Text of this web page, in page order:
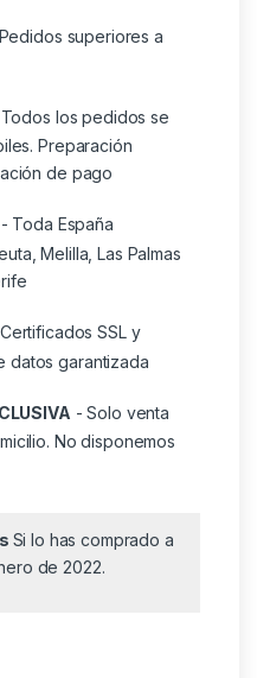
superiores a
los pedidos se
Preparación
de pago
- Toda España
Melilla, Las Palmas
SSL y
datos garantizada
- Solo venta
No disponemos
Si lo has comprado a
de 2022.
1 Año cantidad